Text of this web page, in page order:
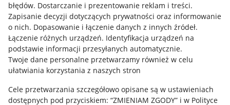
błędów. Dostarczanie i prezentowanie reklam i treści.
Zapisanie decyzji dotyczących prywatności oraz informowanie
o nich. Dopasowanie i łączenie danych z innych źródeł.
Łączenie różnych urządzeń. Identyfikacja urządzeń na
podstawie informacji przesyłanych automatycznie.
Twoje dane personalne przetwarzamy również w celu
ułatwiania korzystania z naszych stron
Cele przetwarzania szczegółowo opisane są w ustawieniach
dostępnych pod przyciskiem: “ZMIENIAM ZGODY” i w Polityce
Informacje prawne
Regulamin
Polityka plików "cookies"
Ustawienia plików "cookies"
Udostępnianie lokalizacji